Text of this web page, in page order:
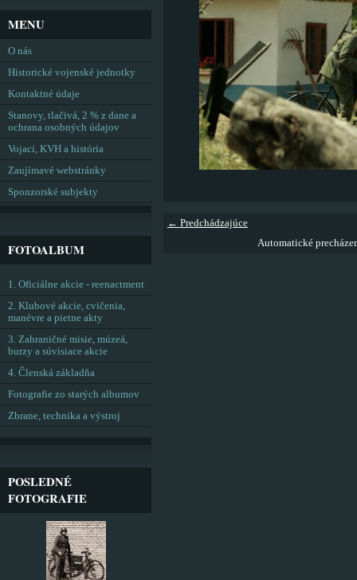
← Predchádzajúce
Automatické
MENU
O nás
Historické vojenské jednotky
Kontaktné údaje
Stanovy, tlačivá, 2 % z dane a
ochrana osobných údajov
Vojaci, KVH a história
Zaujímavé webstránky
Sponzorské subjekty
FOTOALBUM
1. Oficiálne akcie - reenactment
2. Klubové akcie, cvičenia,
manévre a pietne akty
3. Zahraničné misie, múzeá,
burzy a súvisiace akcie
4. Členská základňa
Fotografie zo starých albumov
Zbrane, technika a výstroj
POSLEDNÉ
FOTOGRAFIE